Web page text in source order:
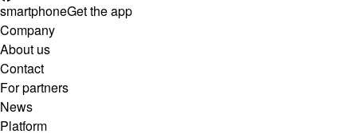
smartphoneGet the app
Company
About us
Contact
For partners
News
Platform